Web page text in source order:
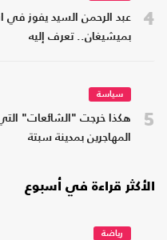
4
عبد الرحمن السيد يفوز في
بميشيغان.. تعرف إليه
5
سياسة
هكذا خرجت "الشائعات"
المهاجرين بمدينة سبتة
الأكثر قراءة في أسبوع
رياضة